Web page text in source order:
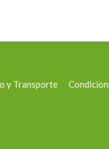
y Transporte